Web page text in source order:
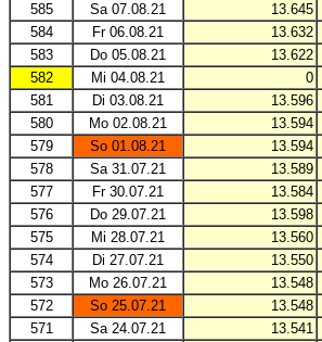
585
Sa 07.08.21 13.645
584
Fr 06.08.21 13.632
583
Do 05.08.21 13.622
582
Mi 04.08.21 0
581
Di 03.08.21 13.596
580
Mo 02.08.21 13.594
579
So 01.08.21 13.594
578
Sa 31.07.21 13.589
577
Fr 30.07.21 13.584
576
Do 29.07.21 13.598
575
Mi 28.07.21 13.560
574
Di 27.07.21 13.550
573
Mo 26.07.21 13.548
572
So 25.07.21 13.548
571
Sa 24.07.21 13.541